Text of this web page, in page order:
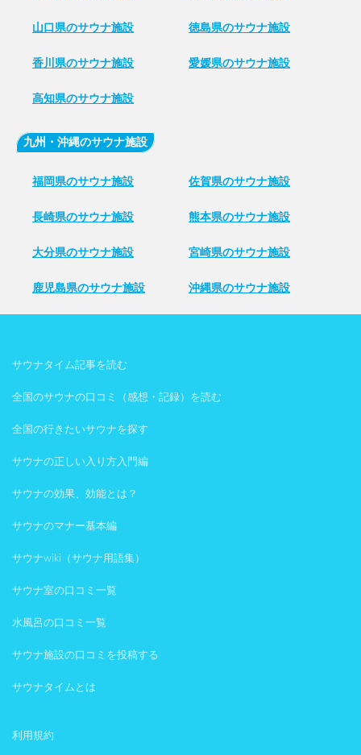
山口県のサウナ施設 徳島県のサウナ施設
香川県のサウナ施設 愛媛県のサウナ施設
高知県のサウナ施設
九州・沖縄のサウナ施設
福岡県のサウナ施設 佐賀県のサウナ施設
長崎県のサウナ施設 熊本県のサウナ施設
大分県のサウナ施設 宮崎県のサウナ施設
鹿児島県のサウナ施設 沖縄県のサウナ施設
サウナタイム記事を読む
全国のサウナの口コミ（感想・記録）を読む
全国の行きたいサウナを探す
サウナの正しい入り方入門編
サウナの効果、効能とは？
サウナのマナー基本編
サウナwiki（サウナ用語集）
サウナ室の口コミ一覧
水風呂の口コミ一覧
サウナ施設の口コミを投稿する
サウナタイムとは
利用規約